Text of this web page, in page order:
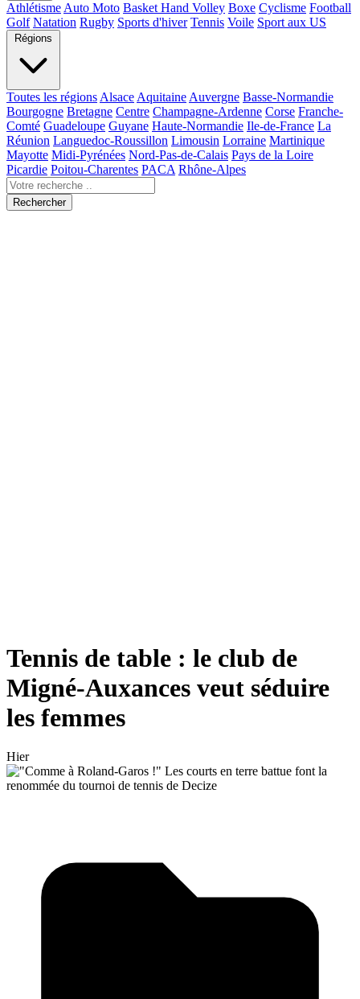
Athlétisme Auto Moto Basket Hand Volley Boxe Cyclisme Football
Golf Natation Rugby Sports d'hiver Tennis Voile Sport aux US
Régions
Toutes les régions Alsace Aquitaine Auvergne Basse-Normandie
Bourgogne Bretagne Centre Champagne-Ardenne Corse Franche-
Comté Guadeloupe Guyane Haute-Normandie Ile-de-France La
Réunion Languedoc-Roussillon Limousin Lorraine Martinique
Mayotte Midi-Pyrénées Nord-Pas-de-Calais Pays de la Loire
Picardie Poitou-Charentes PACA Rhône-Alpes
Rechercher
Tennis de table : le club de
Migné-Auxances veut séduire
les femmes
Hier